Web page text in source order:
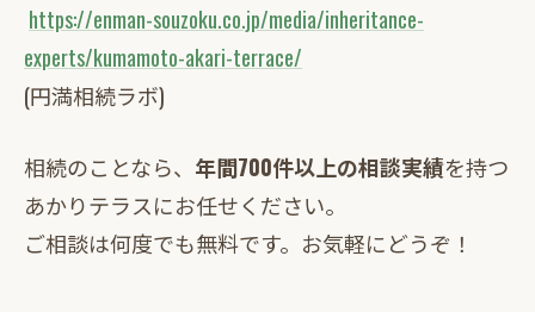
https://enman-souzoku.co.jp/media/inheritance-
experts/kumamoto-akari-terrace/
(円満相続ラボ)
相続のことなら、 年間700件以上の相談実績を持つ
あかりテラスにお任せください。
ご相談は何度でも無料です。お気軽にどうぞ！